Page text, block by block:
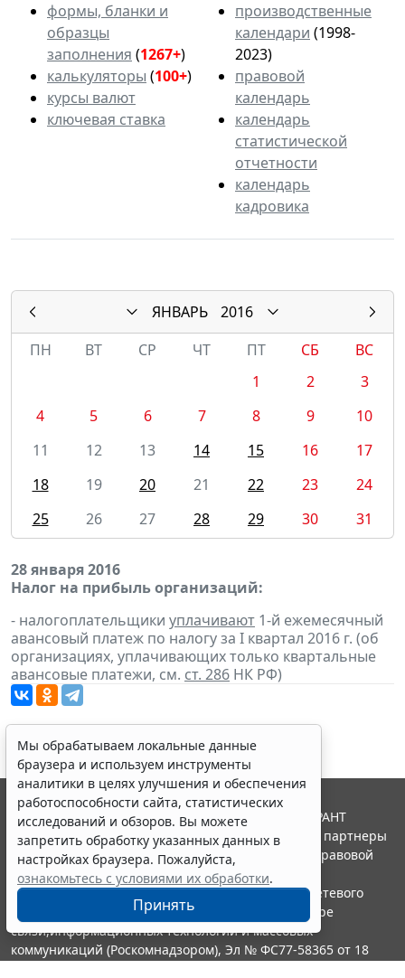
формы, бланки и
образцы
заполнения (1267+)
калькуляторы (100+)
курсы валют
ключевая ставка
производственные
календари (1998-
2023)
правовой
календарь
календарь
статистической
отчетности
календарь
кадровика
ЯНВАРЬ
2016
ПН
ВТ СР ЧТ ПТ СБ
ВС
1
2
3
4
5 6 7 8 9
10
11
12 13 14 15 16
17
18
19 20 21 22 23
24
25
26 27 28 29 30 31
28 января 2016
Налог на прибыль организаций:
- налогоплательщики уплачивают 1-й ежемесячный
авансовый платеж по налогу за I квартал 2016 г. (об
организациях, уплачивающих только квартальные
авансовые платежи, см. ст. 286 НК РФ)
Мы обрабатываем локальные данные
браузера и используем инструменты
аналитики в целях улучшения и обеспечения
работоспособности сайта, статистических
исследований и обзоров. Вы можете
запретить обработку указанных данных в
настройках браузера. Пожалуйста,
ознакомьтесь с условиями их обработки.
Принять
© ООО "НПП "ГАРАНТ-СЕРВИС", 2026. Система ГАРАНТ
выпускается с 1990 года. Компания "Гарант" и ее партнеры
являются участниками Российской ассоциации правовой
информации ГАРАНТ.
Портал ГАРАНТ.РУ зарегистрирован в качестве сетевого
издания Федеральной службой по надзору в сфере
связи,информационных технологий и массовых
коммуникаций (Роскомнадзором), Эл № ФС77-58365 от 18